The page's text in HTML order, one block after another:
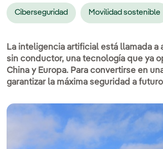
el submenú para Generación
el submenú para Productos y
el submenú para Dónde estamos
el submenú para Plan Estratégico
Ciberseguridad Movilidad sostenible
La inteligencia artificial está llamada
sin conductor, una tecnología que ya
China y Europa. Para convertirse en
garantizar la máxima seguridad a